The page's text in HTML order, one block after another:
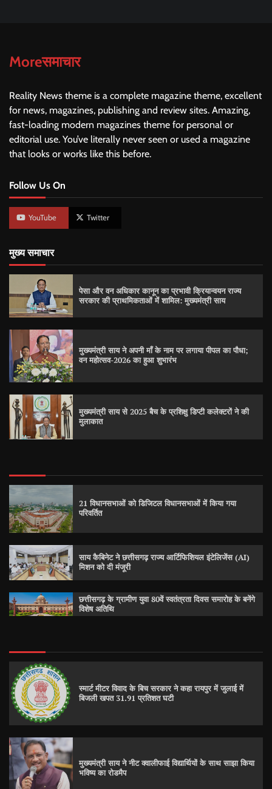
Moreसमाचार
Reality News theme is a complete magazine theme, excellent
for news, magazines, publishing and review sites. Amazing,
fast-loading modern magazines theme for personal or
editorial use. You’ve literally never seen or used a magazine
that looks or works like this before.
Follow Us On
YouTube Twitter
मुख्य समाचार
पेसा और वन अधिकार कानून का प्रभावी क्रियान्वयन राज्य
सरकार की प्राथमिकताओं में शामिल: मुख्यमंत्री साय
मुख्यमंत्री साय ने अपनी माँ के नाम पर लगाया पीपल का पौधा;
वन महोत्सव-2026 का हुआ शुभारंभ
मुख्यमंत्री साय से 2025 बैच के प्रशिक्षु डिप्टी कलेक्टरों ने की
मुलाकात
21 विधानसभाओं को डिजिटल विधानसभाओं में किया गया
परिवर्तित
साय कैबिनेट ने छत्तीसगढ़ राज्य आर्टिफिशियल इंटेलिजेंस (AI)
मिशन को दी मंजूरी
छत्तीसगढ़ के ग्रामीण युवा 80वें स्वतंत्रता दिवस समारोह के बनेंगे
विशेष अतिथि
स्मार्ट मीटर विवाद के बिच सरकार ने कहा रायपुर में जुलाई में
बिजली खपत 31.91 प्रतिशत घटी
मुख्यमंत्री साय ने नीट क्वालीफाई विद्यार्थियों के साथ साझा किया
भविष्य का रोडमैप